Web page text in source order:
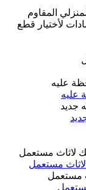
المقاوم
لأختيار قطع
عليه
لاثاث مستعمل